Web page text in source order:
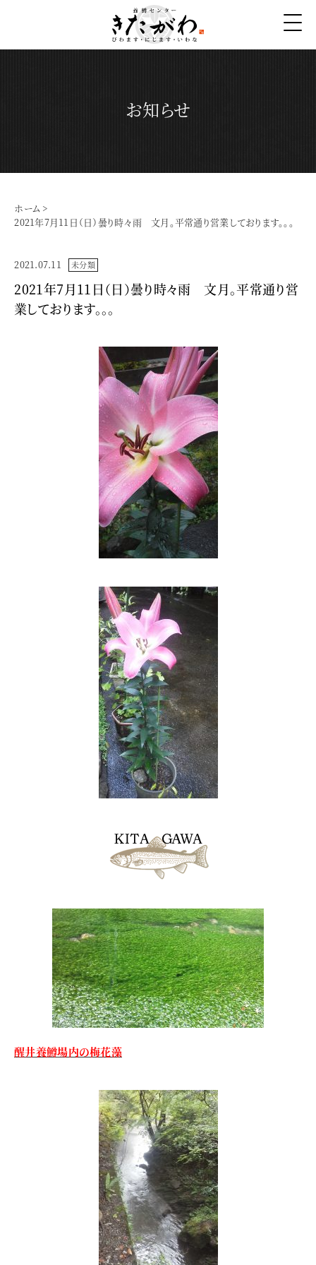
お知らせ
ホーム >
2021年7月11日（日）曇り時々雨 文月。平常通り営業しております。。。
2021.07.11 未分類
2021年7月11日（日）曇り時々雨 文月。平常通り営
業しております。。。
醒井養鱒場内の梅花藻